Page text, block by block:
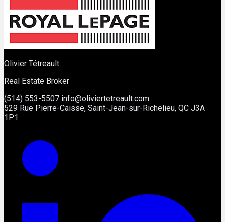
Olivier Tétreault
Real Estate Broker
(514) 553-5507 info@oliviertetreault.com
529 Rue Pierre-Caisse, Saint-Jean-sur-Richelieu, QC J3A
1P1